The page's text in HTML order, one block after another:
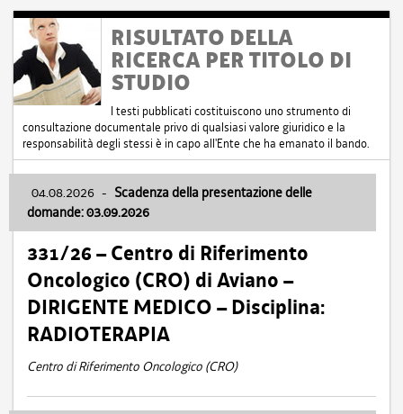
RISULTATO DELLA
RICERCA PER TITOLO DI
STUDIO
I testi pubblicati costituiscono uno strumento di
consultazione documentale privo di qualsiasi valore giuridico e la
responsabilità degli stessi è in capo all'Ente che ha emanato il bando.
04.08.2026 - Scadenza della presentazione delle
domande: 03.09.2026
331/26 – Centro di Riferimento
Oncologico (CRO) di Aviano –
DIRIGENTE MEDICO – Disciplina:
RADIOTERAPIA
Centro di Riferimento Oncologico (CRO)